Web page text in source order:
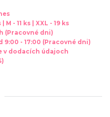
| M - 11 ks | XXL - 19 ks
(Pracovné dni)
9:00 - 17:00 (Pracovné dni)
v dodacích údajoch